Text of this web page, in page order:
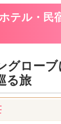
テル・民
グロー
る旅